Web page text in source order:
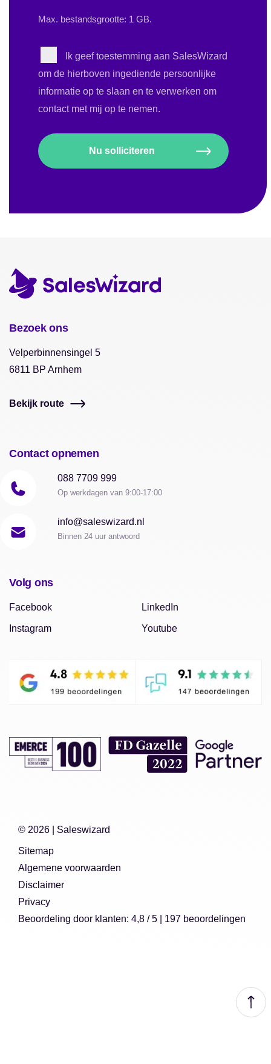
Max. bestandsgrootte: 1 GB.
InstemmingIk geef toestemming aan SalesWizard
om de hierboven ingediende persoonlijke
informatie op te slaan en te verwerken om
contact met mij op te nemen.
Bezoek ons
Velperbinnensingel 5
6811 BP Arnhem
Bekijk route
Contact opnemen
088 7709 999
Op werkdagen van 9:00-17:00
info@saleswizard.nl
Binnen 24 uur antwoord
Volg ons
Facebook
Instagram
LinkedIn
Youtube
© 2026 | Saleswizard
Sitemap
Algemene voorwaarden
Disclaimer
Privacy
Beoordeling door klanten: 4,8 /5 197 beoordelingen